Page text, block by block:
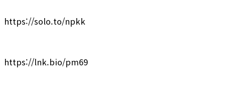
https://solo.to/npkk
https://lnk.bio/pm69